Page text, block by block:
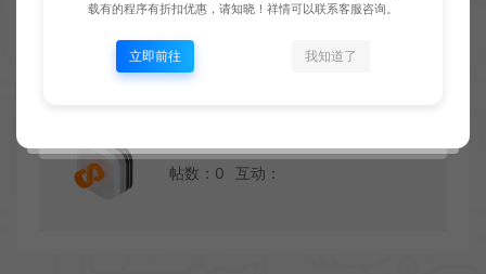
帖数：0 互动：
帖数：0 互动：
载有的程序有折扣优惠，请知晓！祥情可以联系客服咨询。
立即前往 我知道了